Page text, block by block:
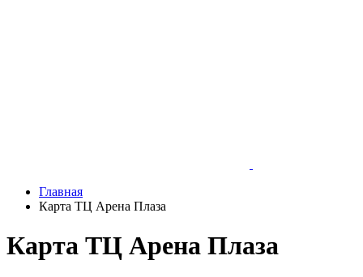
Главная
Карта ТЦ Арена Плаза
Карта ТЦ Арена Плаза